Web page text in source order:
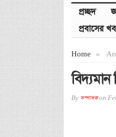
প্রচ্ছদ
প্রবাসের
Home »
বিদ্যমান
By সম্পাদকon